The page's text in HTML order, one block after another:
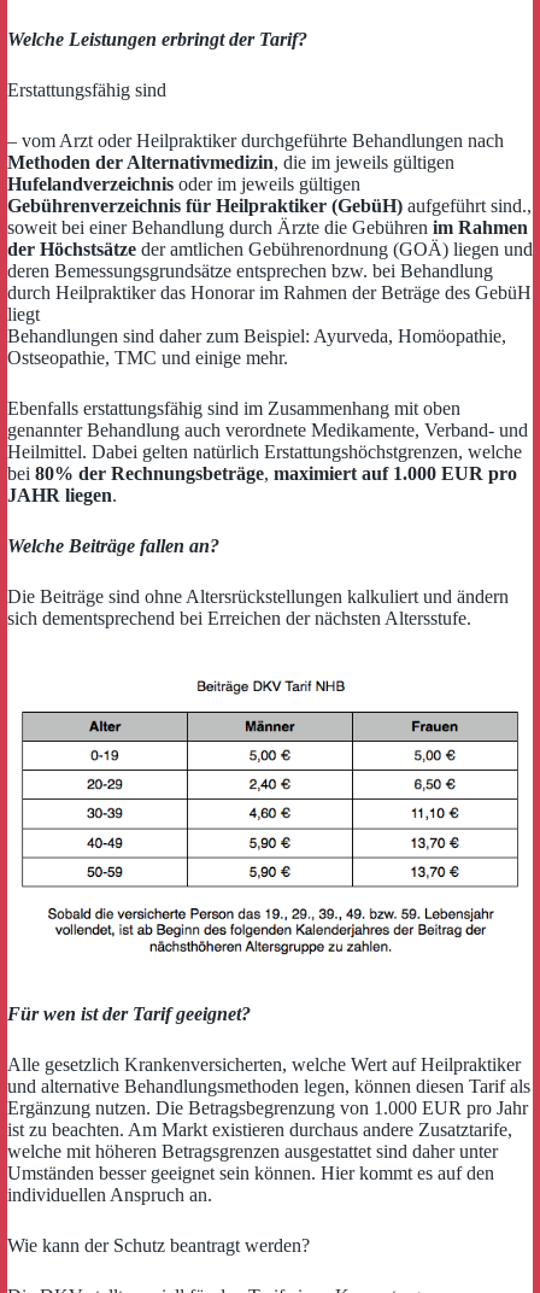
Welche Leistungen erbringt der Tarif?
Erstattungsfähig sind
– vom Arzt oder Heilpraktiker durchgeführte Behandlungen nach
Methoden der Alternativmedizin, die im jeweils gültigen
Hufelandverzeichnis oder im jeweils gültigen
Gebührenverzeichnis für Heilpraktiker (GebüH) aufgeführt sind.,
soweit bei einer Behandlung durch Ärzte die Gebühren im Rahmen
der Höchstsätze der amtlichen Gebührenordnung (GOÄ) liegen und
deren Bemessungsgrundsätze entsprechen bzw. bei Behandlung
durch Heilpraktiker das Honorar im Rahmen der Beträge des GebüH
liegt
Behandlungen sind daher zum Beispiel: Ayurveda, Homöopathie,
Ostseopathie, TMC und einige mehr.
Ebenfalls erstattungsfähig sind im Zusammenhang mit oben
genannter Behandlung auch verordnete Medikamente, Verband- und
Heilmittel. Dabei gelten natürlich Erstattungshöchstgrenzen, welche
bei 80% der Rechnungsbeträge, maximiert auf 1.000 EUR pro
JAHR liegen.
Welche Beiträge fallen an?
Die Beiträge sind ohne Altersrückstellungen kalkuliert und ändern
sich dementsprechend bei Erreichen der nächsten Altersstufe.
Für wen ist der Tarif geeignet?
Alle gesetzlich Krankenversicherten, welche Wert auf Heilpraktiker
und alternative Behandlungsmethoden legen, können diesen Tarif als
Ergänzung nutzen. Die Betragsbegrenzung von 1.000 EUR pro Jahr
ist zu beachten. Am Markt existieren durchaus andere Zusatztarife,
welche mit höheren Betragsgrenzen ausgestattet sind daher unter
Umständen besser geeignet sein können. Hier kommt es auf den
individuellen Anspruch an.
Wie kann der Schutz beantragt werden?